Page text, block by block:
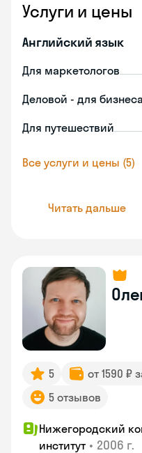
Услуги и цены
Английский язык
Для маркетологов
Деловой - для бизнеса
Для путешествий
Все услуги и цены (5)
Читать дальше
5 от 1590 ₽
5 отзывов
Нижегородский
институт • 2006 г.